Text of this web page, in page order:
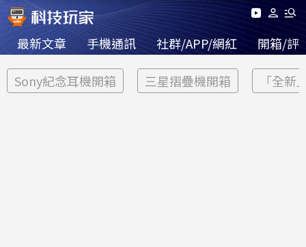
最新文章 手機通訊 社群/APP/網紅 開箱/評
Sony紀念耳機開箱 三星摺疊機開箱 「全新